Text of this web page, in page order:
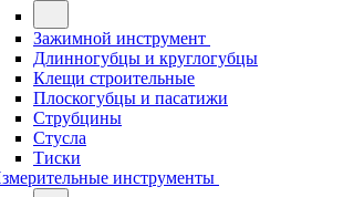
Зажимной инструмент
Длинногубцы и круглогубцы
Клещи строительные
Плоскогубцы и пасатижи
Струбцины
Стусла
Тиски
инструменты